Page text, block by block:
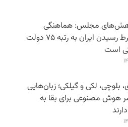
مجلس: هماهنگی
نهادی شرط رسیدن ایران به رتبه ۷۵ دولت
است
بلوچی، لکی و گیلکی؛ زبان‌هایی
هوش مصنوعی برای بقا به